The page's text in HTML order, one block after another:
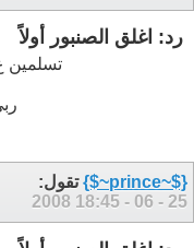
رد: اغلق الصنبور أولاً‏
تسلمين
{$~prince~$}
تقول:
25 - 06 - 2008
18:45